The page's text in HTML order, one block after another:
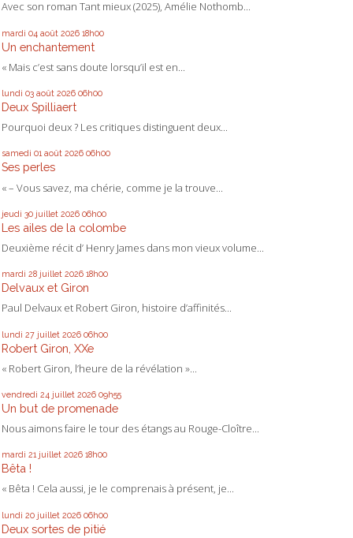
Avec son roman Tant mieux (2025), Amélie Nothomb...
mardi 04 août 2026 18h00
Un enchantement
« Mais c’est sans doute lorsqu’il est en...
lundi 03 août 2026 06h00
Deux Spilliaert
Pourquoi deux ? Les critiques distinguent deux...
samedi 01 août 2026 06h00
Ses perles
« – Vous savez, ma chérie, comme je la trouve...
jeudi 30 juillet 2026 06h00
Les ailes de la colombe
Deuxième récit d’ Henry James dans mon vieux volume...
mardi 28 juillet 2026 18h00
Delvaux et Giron
Paul Delvaux et Robert Giron, histoire d’affinités...
lundi 27 juillet 2026 06h00
Robert Giron, XXe
« Robert Giron, l’heure de la révélation »...
vendredi 24 juillet 2026 09h55
Un but de promenade
Nous aimons faire le tour des étangs au Rouge-Cloître...
mardi 21 juillet 2026 18h00
Bêta !
« Bêta ! Cela aussi, je le comprenais à présent, je...
lundi 20 juillet 2026 06h00
Deux sortes de pitié